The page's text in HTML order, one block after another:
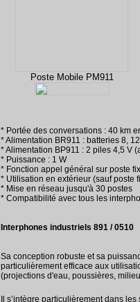
Poste Mobile PM911
* Portée des conversations : 40 km
* Alimentation BR911 : batteries 8,
* Alimentation BP911 : 2 piles 4,5 V
* Puissance : 1 W
* Fonction appel général sur poste
* Utilisation en extérieur (sauf poste
* Mise en réseau jusqu'à 30 postes
* Compatibilité avec tous les
Interphones industriels 891 / 0510
Sa conception robuste et sa
particulièrement efficace aux
(projections d'eau, poussières,
Il s’intègre particulièrement dans